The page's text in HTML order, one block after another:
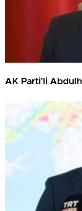
AK Parti’li